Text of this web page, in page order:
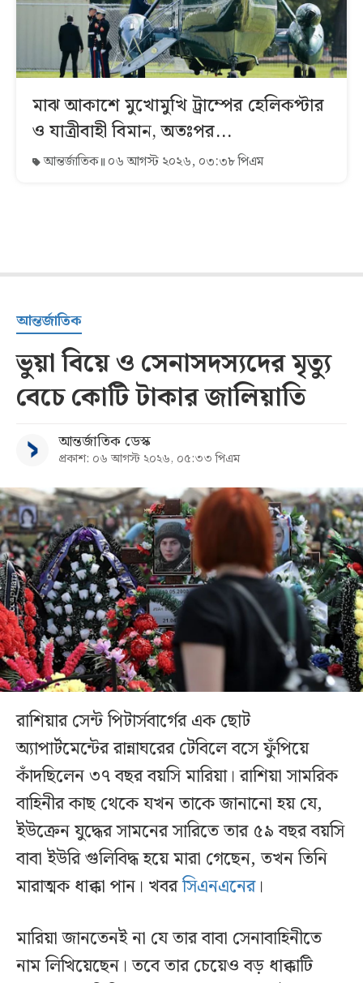
মাঝ আকাশে মুখোমুখি ট্রাম্পের হেলিকপ্টার
ও যাত্রীবাহী বিমান, অতঃপর...
আন্তর্জাতিক ০৬ আগস্ট ২০২৬, ০৩:৩৮ পিএম
আন্তর্জাতিক
ভুয়া বিয়ে ও সেনাসদস্যদের মৃত্যু
বেচে কোটি টাকার জালিয়াতি
আন্তর্জাতিক ডেস্ক
প্রকাশ: ০৬ আগস্ট ২০২৬, ০৫:৩৩ পিএম
রাশিয়ার সেন্ট পিটার্সবার্গের এক ছোট
অ্যাপার্টমেন্টের রান্নাঘরের টেবিলে বসে ফুঁপিয়ে
কাঁদছিলেন ৩৭ বছর বয়সি মারিয়া। রাশিয়া সামরিক
বাহিনীর কাছ থেকে যখন তাকে জানানো হয় যে,
ইউক্রেন যুদ্ধের সামনের সারিতে তার ৫৯ বছর বয়সি
বাবা ইউরি গুলিবিদ্ধ হয়ে মারা গেছেন, তখন তিনি
মারাত্মক ধাক্কা পান। খবরসিএনএনের।
মারিয়া জানতেনই না যে তার বাবা সেনাবাহিনীতে
নাম লিখিয়েছেন। তবে তার চেয়েও বড় ধাক্কাটি